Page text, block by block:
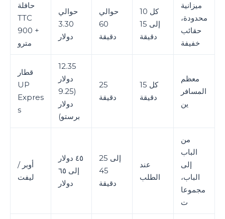
حافلة
TTC
900 +
مترو
حوالي
3.30
دولار
حوالي
60
دقيقة
كل 10
إلى 15
دقيقة
ميزانية
محدودة،
حقائب
خفيفة
قطار
UP
Expres
s
12.35
دولار
(9.25
دولار
برستو)
25
دقيقة
كل 15
دقيقة
معظم
المسافر
ين
أوبر /
ليفت
٤٥ دولار
إلى ٦٥
دولار
25 إلى
45
دقيقة
عند
الطلب
من
الباب
إلى
الباب،
مجموعا
ت